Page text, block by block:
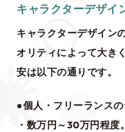
キャラクターデザイ
キャラクターデザイン
オリティによって大き
安は以下の通りです。
●個人・フリーランス
・数万円～30万円程